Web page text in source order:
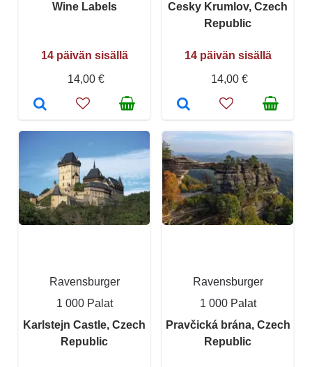
Wine Labels
14 päivän sisällä
14,00 €
Cesky Krumlov, Czech
Republic
14 päivän sisällä
14,00 €
Ravensburger
1 000 Palat
Karlstejn Castle, Czech
Republic
Ravensburger
1 000 Palat
Pravčická brána, Czech
Republic